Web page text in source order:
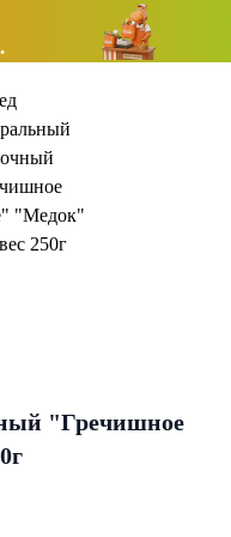
"Гречишное